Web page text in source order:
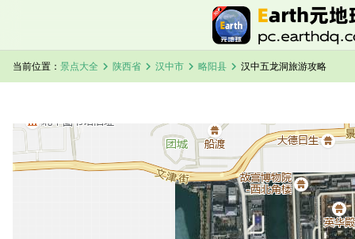
当前位置： 景点大全 chevron_right 陕西省 chevron_right 汉中市 chevron_right 略阳县 chevron_right 汉中五龙洞旅游攻略
汉中五龙洞卫星地图 加载中，请稍候...